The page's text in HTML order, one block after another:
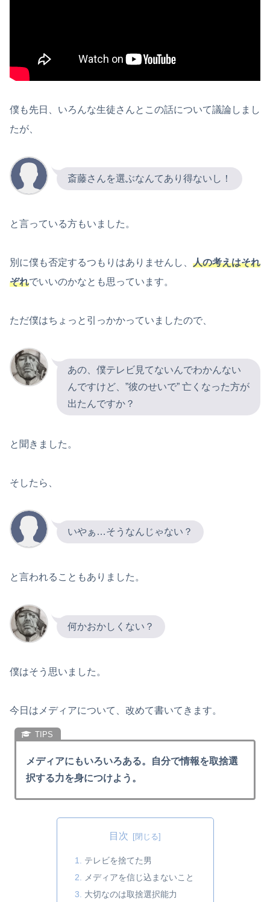
僕も先日、いろんな生徒さんとこの話について議論しまし
たが、
斎藤さんを選ぶなんてあり得ないし！
と言っている方もいました。
別に僕も否定するつもりはありませんし、 人の考えはそれ
ぞれでいいのかなとも思っています。
ただ僕はちょっと引っかかっていましたので、
あの、僕テレビ見てないんでわかんない
んですけど、”彼のせいで” 亡くなった方が
出たんですか？
と聞きました。
そしたら、
いやぁ…そうなんじゃない？
と言われることもありました。
何かおかしくない？
僕はそう思いました。
今日はメディアについて、改めて書いてきます。
メディアにもいろいろある。自分で情報を取捨選
択する力を身につけよう。
目次
テレビを捨てた男
メディアを信じ込まないこと
大切なのは取捨選択能力